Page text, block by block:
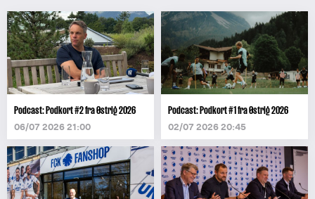
Podcast: Podkort #2 fra Østrig 2026
06/07 2026 21:00
Podcast: Podkort #1 fra Østrig 2026
02/07 2026 20:45